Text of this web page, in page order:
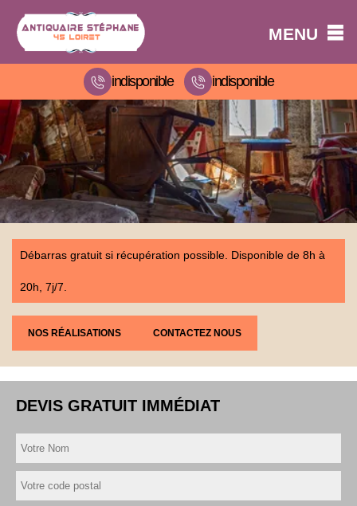
MENU
indisponible indisponible
Débarras gratuit si récupération possible. Disponible de 8h à
20h, 7j/7.
NOS RÉALISATIONS CONTACTEZ NOUS
DEVIS GRATUIT IMMÉDIAT